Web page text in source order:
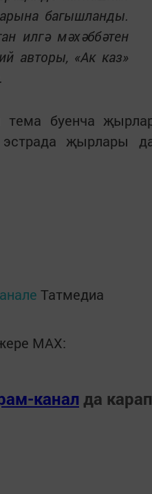
багышланды.
илгә мәхәббәтен
авторы, «Ак каз»
тема буенча
җырлары
Татмедиа
MАХ:
канал да карап